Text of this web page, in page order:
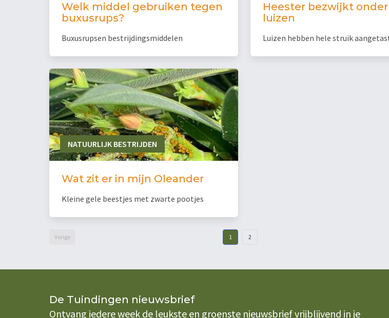
Welk middel gebruiken tegen
buxusrups?
Buxusrupsen bestrijdingsmiddelen
Heester bezwijkt
luizen
Luizen hebben hele struik
NATUURLIJK BESTRIJDEN
Wat zit er in mijn Oleander
Kleine gele beestjes met zwarte pootjes
Vorige 1 2
De Tuindingen nieuwsbrief
Ontvang iedere week de leukste en groenste nieuwsbrief vrijblijvend in je